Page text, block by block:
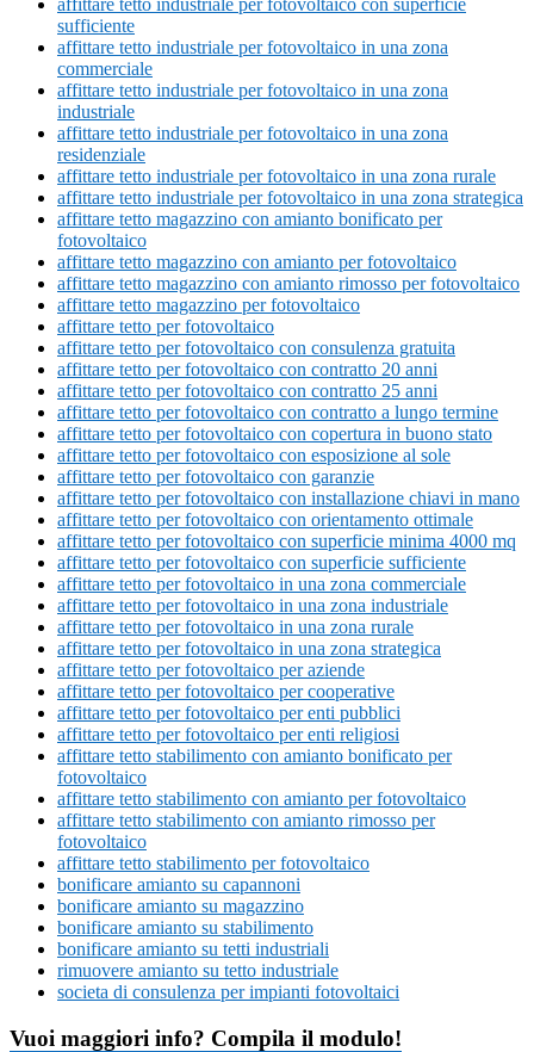
sufficiente
affittare tetto industriale per fotovoltaico in una zona
commerciale
affittare tetto industriale per fotovoltaico in una zona
industriale
affittare tetto industriale per fotovoltaico in una zona
residenziale
affittare tetto industriale per fotovoltaico in una zona rurale
affittare tetto industriale per fotovoltaico in una zona strategica
affittare tetto magazzino con amianto bonificato per
fotovoltaico
affittare tetto magazzino con amianto per fotovoltaico
affittare tetto magazzino con amianto rimosso per fotovoltaico
affittare tetto magazzino per fotovoltaico
affittare tetto per fotovoltaico
affittare tetto per fotovoltaico con consulenza gratuita
affittare tetto per fotovoltaico con contratto 20 anni
affittare tetto per fotovoltaico con contratto 25 anni
affittare tetto per fotovoltaico con contratto a lungo termine
affittare tetto per fotovoltaico con copertura in buono stato
affittare tetto per fotovoltaico con esposizione al sole
affittare tetto per fotovoltaico con garanzie
affittare tetto per fotovoltaico con installazione chiavi in mano
affittare tetto per fotovoltaico con orientamento ottimale
affittare tetto per fotovoltaico con superficie minima 4000 mq
affittare tetto per fotovoltaico con superficie sufficiente
affittare tetto per fotovoltaico in una zona commerciale
affittare tetto per fotovoltaico in una zona industriale
affittare tetto per fotovoltaico in una zona rurale
affittare tetto per fotovoltaico in una zona strategica
affittare tetto per fotovoltaico per aziende
affittare tetto per fotovoltaico per cooperative
affittare tetto per fotovoltaico per enti pubblici
affittare tetto per fotovoltaico per enti religiosi
affittare tetto stabilimento con amianto bonificato per
fotovoltaico
affittare tetto stabilimento con amianto per fotovoltaico
affittare tetto stabilimento con amianto rimosso per
fotovoltaico
affittare tetto stabilimento per fotovoltaico
bonificare amianto su capannoni
bonificare amianto su magazzino
bonificare amianto su stabilimento
bonificare amianto su tetti industriali
rimuovere amianto su tetto industriale
societa di consulenza per impianti fotovoltaici
Vuoi maggiori info? Compila il modulo!